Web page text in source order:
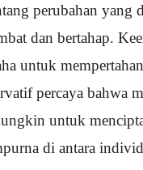
perubahan yang
dan bertahap.
untuk
percaya bahwa
untuk
di antara